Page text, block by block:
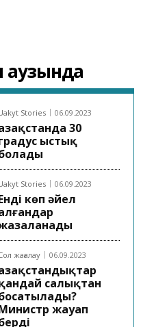
аузында
Stories 06.09.2023
30
ыстық
Stories 06.09.2023
көп әйел
жағалау 06.09.2023
салықтан
жауап